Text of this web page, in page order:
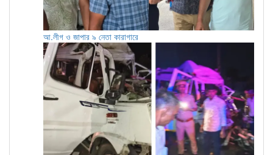
আ.লীগ ও জাপার ৯ নেতা কারাগারে